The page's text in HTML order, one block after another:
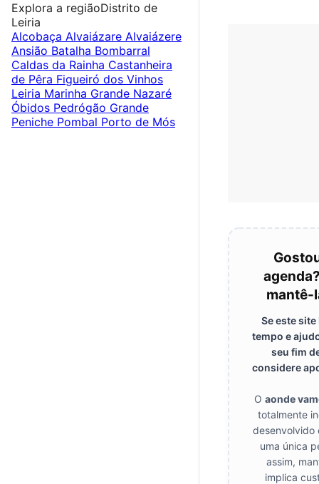
mantê-
Se este
tempo e
seu fim
considere
O aonde
totalmente
desenvolvido
uma única
assim,
implica
Explora a regiãoDistrito de
Leiria
Alcobaça Alvaiázare Alvaiázere
Ansião Batalha Bombarral
Caldas da Rainha Castanheira
de Pêra Figueiró dos Vinhos
Leiria Marinha Grande Nazaré
Óbidos Pedrógão Grande
Peniche Pombal Porto de Mós